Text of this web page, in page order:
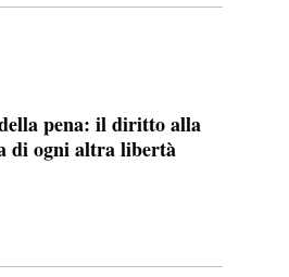
pena: il diritto alla
di ogni altra libertà